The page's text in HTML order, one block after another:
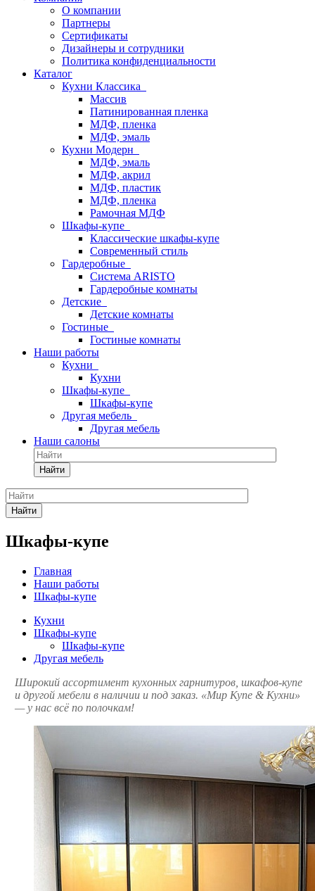
О компании
Партнеры
Сертификаты
Дизайнеры и сотрудники
Политика конфиденциальности
Каталог
Кухни Классика
Массив
Патинированная пленка
МДФ, пленка
МДФ, эмаль
Кухни Модерн
МДФ, эмаль
МДФ, акрил
МДФ, пластик
МДФ, пленка
Рамочная МДФ
Шкафы-купе
Классические шкафы-купе
Современный стиль
Гардеробные
Система ARISTO
Гардеробные комнаты
Детские
Детские комнаты
Гостиные
Гостиные комнаты
Наши работы
Кухни
Кухни
Шкафы-купе
Шкафы-купе
Другая мебель
Другая мебель
Наши салоны
Найти
Найти
Шкафы-купе
Главная
Наши работы
Шкафы-купе
Кухни
Шкафы-купе
Шкафы-купе
Другая мебель
Широкий ассортимент кухонных гарнитуров, шкафов-купе
и другой мебели в наличии и под заказ. «Мир Купе & Кухни»
— у нас всё по полочкам!